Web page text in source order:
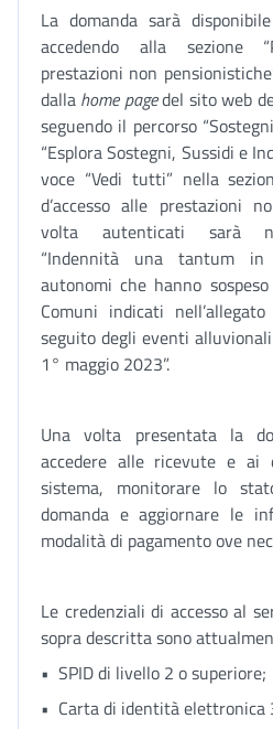
La domanda sarà
accedendo alla sezione
prestazioni non
dalla home pagedel sito web
seguendo il percorso
“Esplora Sostegni, Sussidi e
voce “Vedi tutti” nella
d’accesso alle prestazioni
volta autenticati sarà
“Indennità una tantum
autonomi che hanno
Comuni indicati
seguito degli eventi
1° maggio 2023”.
Una volta presentata la
accedere alle ricevute e ai
sistema, monitorare lo
domanda e aggiornare le
modalità di pagamento ove
Le credenziali di accesso al
sopra descritta sono
• SPID di livello 2 o superiore;
• Carta di identità elettronica